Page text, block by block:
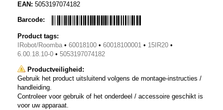
EAN: 5053197074182
Barcode:
Product tags:
IRobot/Roomba • 60018100 • 60018100001 • 15IR20 •
6.00.18.10-0 • 5053197074182
Productveiligheid:
Gebruik het product uitsluitend volgens de montage-instructies /
handleiding.
Controleer voor gebruik of het onderdeel / accessoire geschikt is
voor uw apparaat.